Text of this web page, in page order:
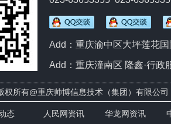
Add：重庆渝中区大坪莲花
Add：重庆潼南区 隆鑫·行政
权所有@重庆帅博信息技术（集团）有限
态 人民网资讯 华龙网资讯